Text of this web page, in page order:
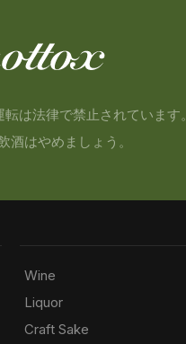
は法律で禁止されています。
酒はやめましょう。
Wine
Liquor
Craft Sake